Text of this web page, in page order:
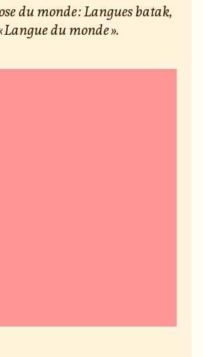
du monde : Langues batak,
du monde ».